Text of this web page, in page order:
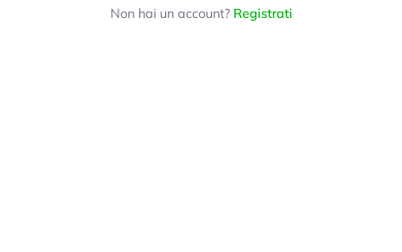
Non hai un account? Registrati